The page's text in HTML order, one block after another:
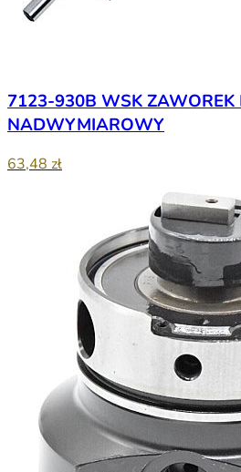
7123-930B WSK ZAWOREK
NADWYMIAROWY
63,48 zł